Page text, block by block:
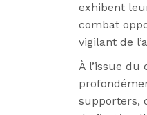
exhibent
combat
vigilant de
À l’issue
supporters,